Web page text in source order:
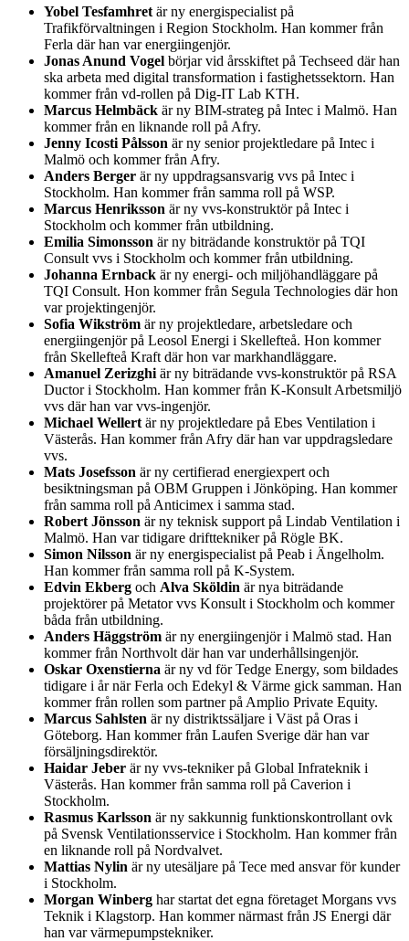
Yobel Tesfamhret är ny energispecialist på
Trafikförvaltningen i Region Stockholm. Han kommer från
Ferla där han var energiingenjör.
Jonas Anund Vogel börjar vid årsskiftet på Techseed där han
ska arbeta med digital transformation i fastighetssektorn. Han
kommer från vd-rollen på Dig-IT Lab KTH.
Marcus Helmbäck är ny BIM-strateg på Intec i Malmö. Han
kommer från en liknande roll på Afry.
Jenny Icosti Pålsson är ny senior projektledare på Intec i
Malmö och kommer från Afry.
Anders Berger är ny uppdragsansvarig vvs på Intec i
Stockholm. Han kommer från samma roll på WSP.
Marcus Henriksson är ny vvs-konstruktör på Intec i
Stockholm och kommer från utbildning.
Emilia Simonsson är ny biträdande konstruktör på TQI
Consult vvs i Stockholm och kommer från utbildning.
Johanna Ernback är ny energi- och miljöhandläggare på
TQI Consult. Hon kommer från Segula Technologies där hon
var projektingenjör.
Sofia Wikström är ny projektledare, arbetsledare och
energiingenjör på Leosol Energi i Skellefteå. Hon kommer
från Skellefteå Kraft där hon var markhandläggare.
Amanuel Zerizghi är ny biträdande vvs-konstruktör på RSA
Ductor i Stockholm. Han kommer från K-Konsult Arbetsmiljö
vvs där han var vvs-ingenjör.
Michael Wellert är ny projektledare på Ebes Ventilation i
Västerås. Han kommer från Afry där han var uppdragsledare
vvs.
Mats Josefsson är ny certifierad energiexpert och
besiktningsman på OBM Gruppen i Jönköping. Han kommer
från samma roll på Anticimex i samma stad.
Robert Jönsson är ny teknisk support på Lindab Ventilation i
Malmö. Han var tidigare drifttekniker på Rögle BK.
Simon Nilsson är ny energispecialist på Peab i Ängelholm.
Han kommer från samma roll på K-System.
Edvin Ekberg och Alva Sköldin är nya biträdande
projektörer på Metator vvs Konsult i Stockholm och kommer
båda från utbildning.
Anders Häggström är ny energiingenjör i Malmö stad. Han
kommer från Northvolt där han var underhållsingenjör.
Oskar Oxenstierna är ny vd för Tedge Energy, som bildades
tidigare i år när Ferla och Edekyl & Värme gick samman. Han
kommer från rollen som partner på Amplio Private Equity.
Marcus Sahlsten är ny distriktssäljare i Väst på Oras i
Göteborg. Han kommer från Laufen Sverige där han var
försäljningsdirektör.
Haidar Jeber är ny vvs-tekniker på Global Infrateknik i
Västerås. Han kommer från samma roll på Caverion i
Stockholm.
Rasmus Karlsson är ny sakkunnig funktionskontrollant ovk
på Svensk Ventilationsservice i Stockholm. Han kommer från
en liknande roll på Nordvalvet.
Mattias Nylin är ny utesäljare på Tece med ansvar för kunder
i Stockholm.
Morgan Winberg har startat det egna företaget Morgans vvs
Teknik i Klagstorp. Han kommer närmast från JS Energi där
han var värmepumpstekniker.